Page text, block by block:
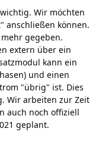
Wir möchten
anschließen können.
gegeben.
extern über ein
kann ein
und einen
"übrig" ist. Dies
Wir arbeiten zur Zeit
auch noch offiziell
geplant.